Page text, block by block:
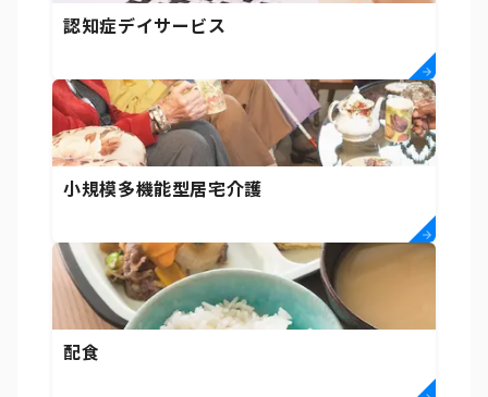
認知症デイサービス
小規模多機能型居宅介護
配食